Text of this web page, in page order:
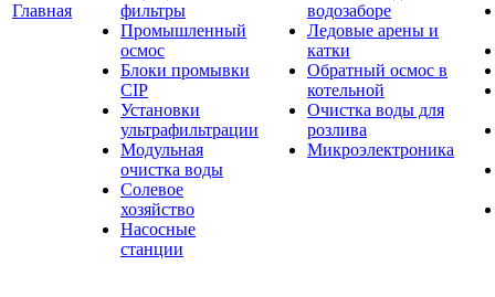
Главная
фильтры
Промышленный
осмос
Блоки промывки
CIP
Установки
ультрафильтрации
Модульная
очистка воды
Солевое
хозяйство
Насосные
станции
водозаборе
Ледовые арены и
катки
Обратный осмос в
котельной
Очистка воды для
розлива
Микроэлектроника